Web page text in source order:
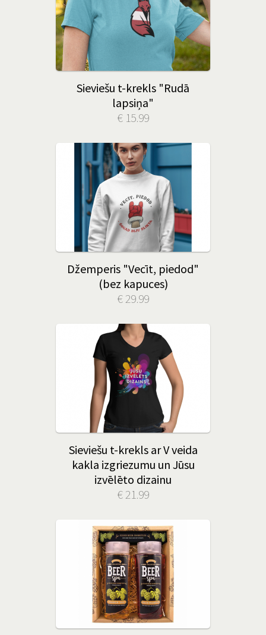
Sieviešu t-krekls "Rudā
lapsiņa"
€ 15.99
Džemperis "Vecīt, piedod"
(bez kapuces)
€ 29.99
Sieviešu t-krekls ar V veida
kakla izgriezumu un Jūsu
izvēlēto dizainu
€ 21.99